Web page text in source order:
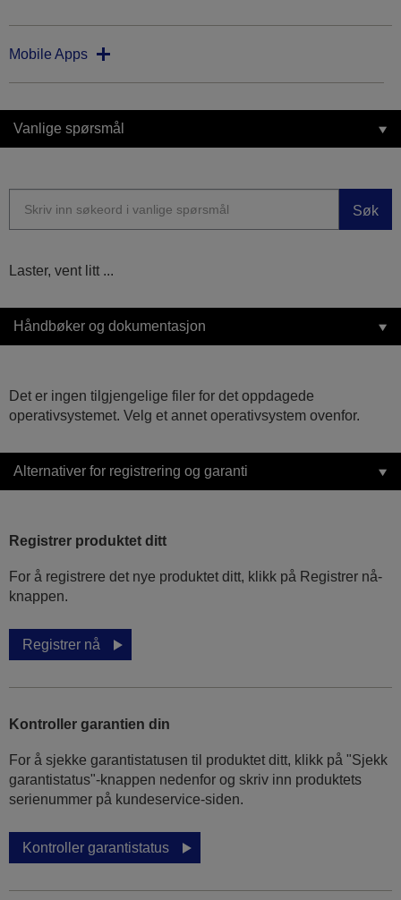
Mobile Apps
Vanlige spørsmål
Søk
Laster, vent litt ...
Håndbøker og dokumentasjon
Det er ingen tilgjengelige filer for det oppdagede
operativsystemet. Velg et annet operativsystem ovenfor.
Alternativer for registrering og garanti
Registrer produktet ditt
For å registrere det nye produktet ditt, klikk på Registrer nå-
knappen.
Registrer nå
Kontroller garantien din
For å sjekke garantistatusen til produktet ditt, klikk på "Sjekk
garantistatus"-knappen nedenfor og skriv inn produktets
serienummer på kundeservice-siden.
Kontroller garantistatus